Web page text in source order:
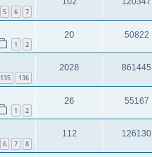
5 6 7
1 2
20 50822
135 136
2028 861445
1 2
26 55167
6 7 8
112 126130